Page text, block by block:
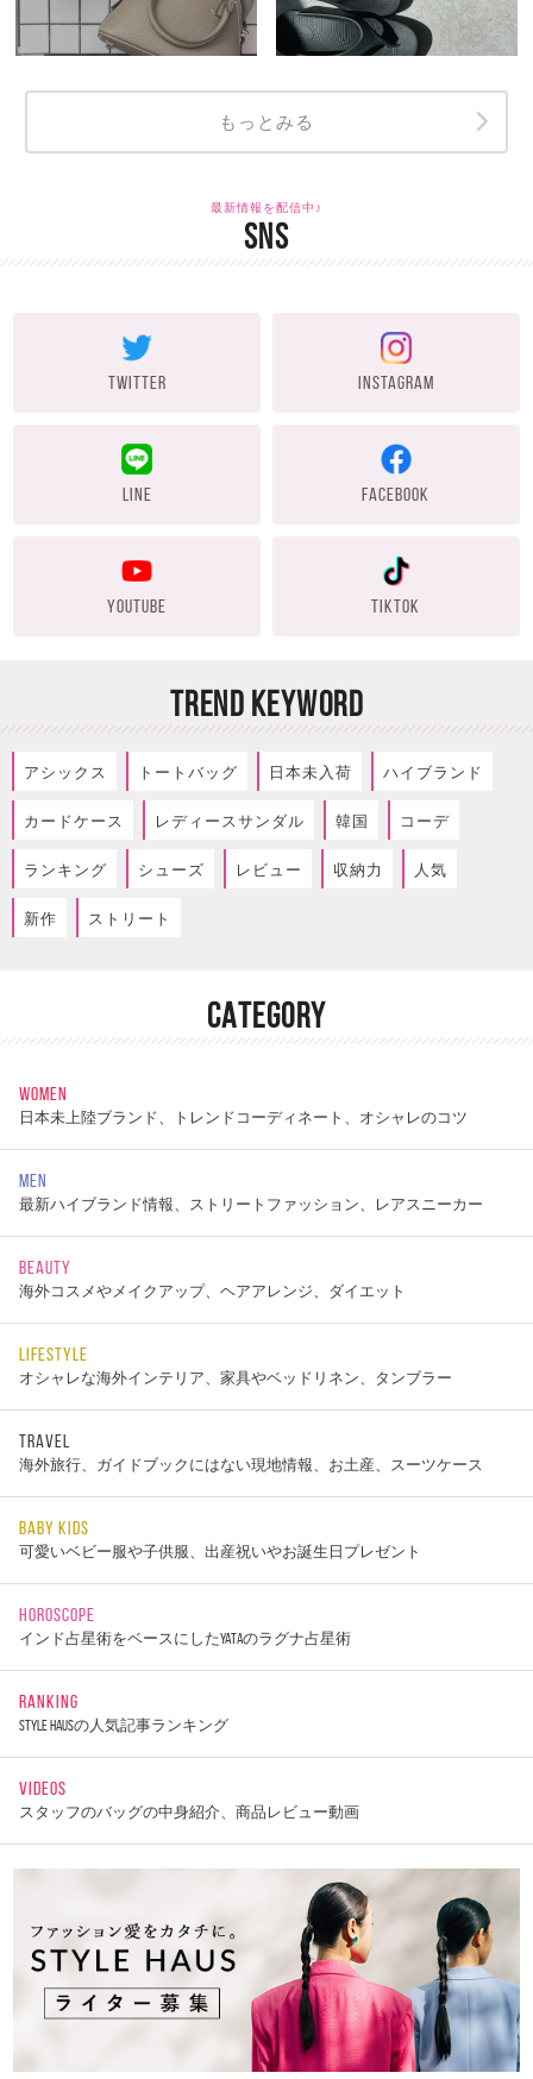
もっとみる
最新情報を配信中♪
SNS
TWITTER INSTAGRAM
LINE FACEBOOK
YOUTUBE TIKTOK
TREND KEYWORD
アシックス トートバッグ 日本未入荷 ハイブランド
カードケース レディースサンダル 韓国 コーデ
ランキング シューズ レビュー 収納力 人気
新作 ストリート
CATEGORY
WOMEN
日本未上陸ブランド、トレンドコーディネート、オシャレのコツ
MEN
最新ハイブランド情報、ストリートファッション、レアスニーカー
BEAUTY
海外コスメやメイクアップ、ヘアアレンジ、ダイエット
LIFESTYLE
オシャレな海外インテリア、家具やベッドリネン、タンブラー
TRAVEL
海外旅行、ガイドブックにはない現地情報、お土産、スーツケース
BABY KIDS
可愛いベビー服や子供服、出産祝いやお誕生日プレゼント
HOROSCOPE
インド占星術をベースにしたYATAのラグナ占星術
RANKING
STYLE HAUSの人気記事ランキング
VIDEOS
スタッフのバッグの中身紹介、商品レビュー動画